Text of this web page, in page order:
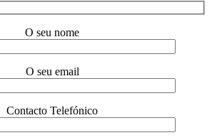
O seu nome
O seu email
Contacto Telefónico